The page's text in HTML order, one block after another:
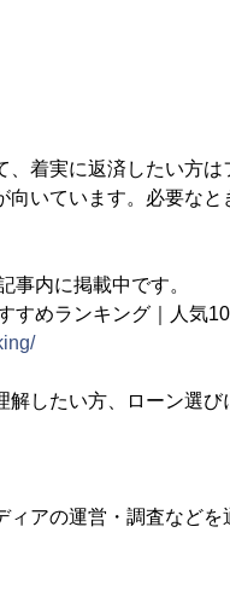
着実に返済したい方は
いています。必要な
事内に掲載中です。
すめランキング｜人気
したい方、ローン選
アの運営・調査など